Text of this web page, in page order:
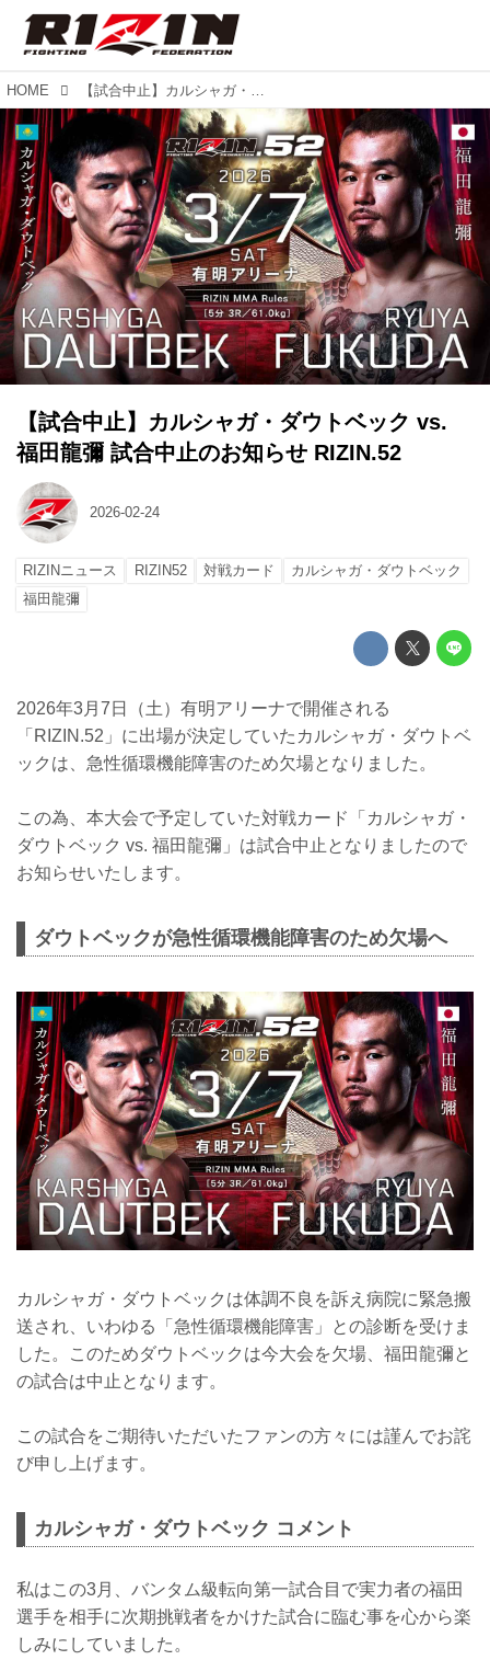
HOME 【試合中止】カルシャガ・ダウトベック vs. 福田龍彌 試合中止のお知らせ RIZIN.52
【試合中止】カルシャガ・ダウトベック vs.
福田龍彌 試合中止のお知らせ RIZIN.52
2026-02-24
RIZINニュース RIZIN52 対戦カード
カルシャガ・ダウトベック
福田龍彌
2026年3月7日（土）有明アリーナで開催される
「RIZIN.52」に出場が決定していたカルシャガ・ダウトベ
ックは、急性循環機能障害のため欠場となりました。
この為、本大会で予定していた対戦カード「カルシャガ・
ダウトベック vs. 福田龍彌」は試合中止となりましたので
お知らせいたします。
ダウトベックが急性循環機能障害のため欠場へ
カルシャガ・ダウトベックは体調不良を訴え病院に緊急搬
送され、いわゆる「急性循環機能障害」との診断を受けま
した。このためダウトベックは今大会を欠場、福田龍彌と
の試合は中止となります。
この試合をご期待いただいたファンの方々には謹んでお詫
び申し上げます。
カルシャガ・ダウトベック コメント
私はこの3月、バンタム級転向第一試合目で実力者の福田
選手を相手に次期挑戦者をかけた試合に臨む事を心から楽
しみにしていました。